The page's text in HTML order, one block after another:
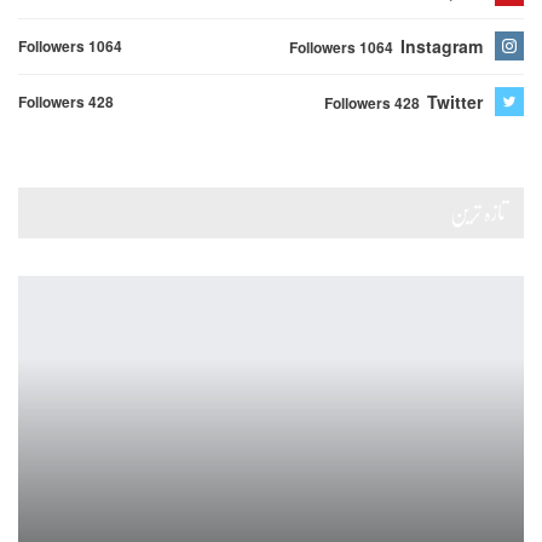
Instagram
Followers 1064
Followers 1064
Twitter
Followers 428
Followers 428